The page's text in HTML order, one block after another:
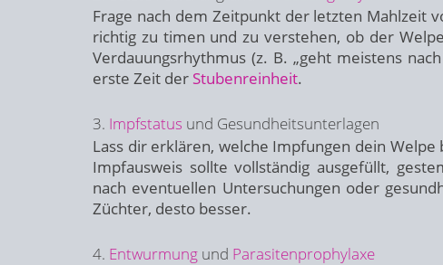
Frage nach dem Zeitpunkt der letzten Mahlzeit
richtig zu timen und zu verstehen, ob der
Verdauungsrhythmus (z. B. „geht meistens
erste Zeit der Stubenreinheit.
3. Impfstatus und Gesundheitsunterlagen
Lass dir erklären, welche Impfungen dein
Impfausweis sollte vollständig ausgefüllt,
nach eventuellen Untersuchungen oder
Züchter, desto besser.
4. Entwurmung und Parasitenprophylaxe